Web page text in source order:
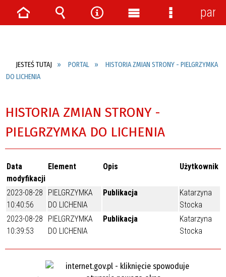
JESTEŚ TUTAJ PORTAL
HISTORIA ZMIAN STRONY - PIELGRZYMKA
DO LICHENIA
HISTORIA ZMIAN STRONY -
PIELGRZYMKA DO LICHENIA
Data
modyfikacji
Element Opis Użytkownik
2023-08-28
10:40:56
PIELGRZYMKA
DO LICHENIA
Publikacja
Katarzyna
Stocka
2023-08-28
10:39:53
PIELGRZYMKA
DO LICHENIA
Publikacja
Katarzyna
Stocka
Strona Wyszukiwarka
NarzędziaMenu
Menu
panel